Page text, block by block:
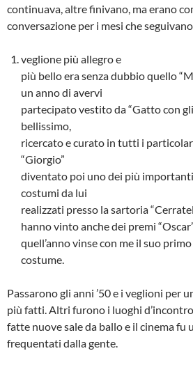
continuava, altre finivano, ma erano
conversazione per i mesi che seguivano.
veglione più allegro e
più bello era senza dubbio quello
un anno di avervi
partecipato vestito da “Gatto con
bellissimo,
ricercato e curato in tutti i
“Giorgio”
diventato poi uno dei più
costumi da lui
realizzati presso la sartoria
hanno vinto anche dei premi
quell’anno vinse con me il suo
costume.
Passarono gli anni ’50 e i veglioni per
più fatti. Altri furono i luoghi
fatte nuove sale da ballo e il cinema fu
frequentati dalla gente.